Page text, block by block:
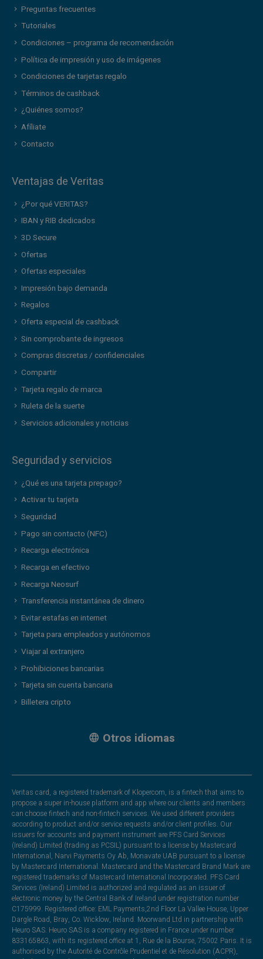
Preguntas frecuentes
Tutoriales
Condiciones – programa de recomendación
Política de impresión y uso de imágenes
Condiciones de tarjetas regalo
Términos de cashback
¿Quiénes somos?
Afíliate
Contacto
Ventajas de Veritas
¿Por qué VERITAS?
IBAN y RIB dedicados
3D Secure
Ofertas
Ofertas especiales
Impresión bajo demanda
Regalos
Oferta especial de cashback
Sin comprobante de ingresos
Compras discretas / confidenciales
Compartir
Tarjeta regalo de marca
Ruleta de la suerte
Servicios adicionales y noticias
Seguridad y servicios
¿Qué es una tarjeta prepago?
Activar tu tarjeta
Seguridad
Pago sin contacto (NFC)
Recarga electrónica
Recarga en efectivo
Recarga Neosurf
Transferencia instantánea de dinero
Evitar estafas en internet
Tarjeta para empleados y autónomos
Viajar al extranjero
Prohibiciones bancarias
Tarjeta sin cuenta bancaria
Billetera cripto
Otros idiomas
Veritas card, a registered trademark of Klopercom, is a fintech that aims to
propose a super in-house platform and app where our clients and members
can choose fintech and non-fintech services. We used different providers
according to product and/or service requests and/or client profiles. Our
issuers for accounts and payment instrument are PFS Card Services
(Ireland) Limited (trading as PCSIL) pursuant to a license by Mastercard
International, Narvi Payments Oy Ab, Monavate UAB pursuant to a license
by Mastercard International. Mastercard and the Mastercard Brand Mark are
registered trademarks of Mastercard International Incorporated. PFS Card
Services (Ireland) Limited is authorized and regulated as an issuer of
electronic money by the Central Bank of Ireland under registration number
C175999. Registered office: EML Payments,2nd Floor La Vallee House, Upper
Dargle Road, Bray, Co. Wicklow, Ireland. Moorwand Ltd in partnership with
Heuro SAS. Heuro SAS is a company registered in France under number
833165863, with its registered office at 1, Rue de la Bourse, 75002 Paris. It is
authorised by the Autorité de Contrôle Prudentiel et de Résolution (ACPR),